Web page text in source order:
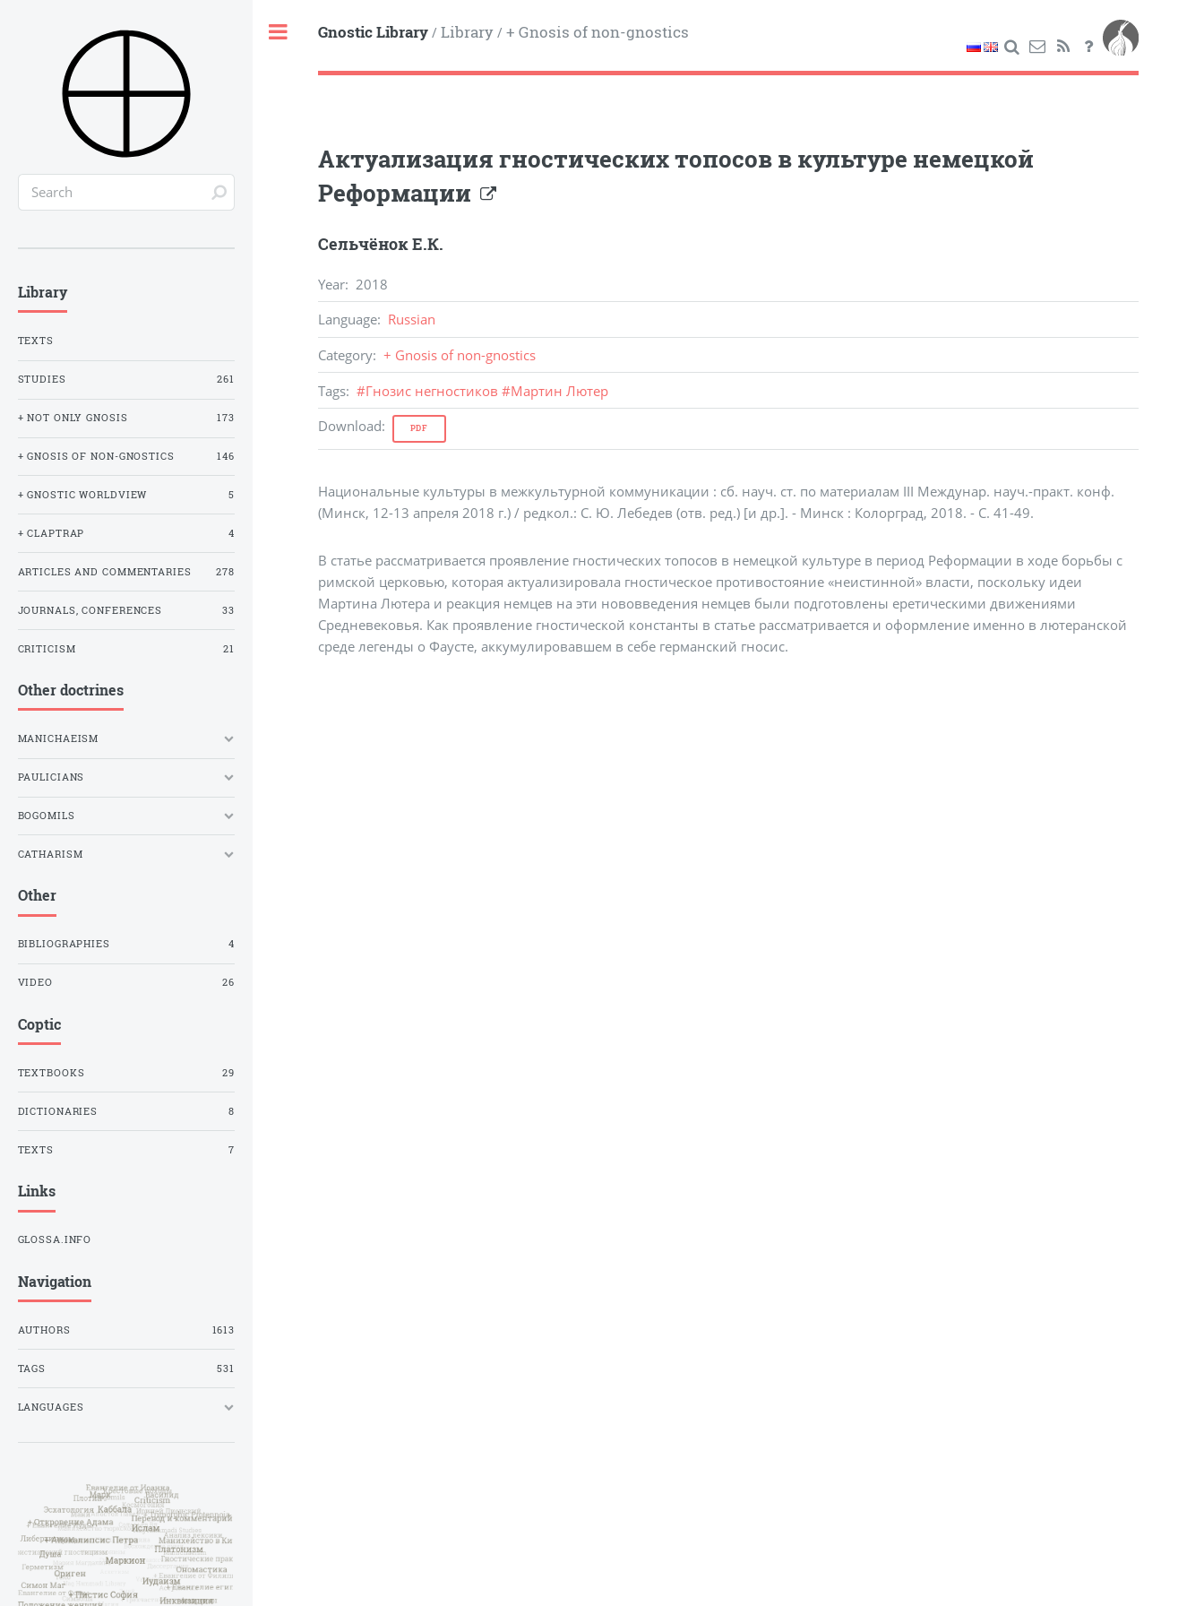
Gnostic Library/ Library/ + Gnosis of non-gnostics
Актуализация гностических топосов в культуре немецкой
Реформации
Сельчёнок Е.К.
Year: 2018
Language: Russian
Category: + Gnosis of non-gnostics
Tags: #Гнозис негностиков #Мартин Лютер
Download: PDF
Национальные культуры в межкультурной коммуникации : сб. науч. ст. по материалам III Междунар. науч.-практ. конф.
(Минск, 12­-13 апреля 2018 г.) / редкол.: С. Ю. Лебедев (отв. ред.) [и др.]. - Минск : Колорград, 2018. - С. 41-49.
В статье рассматривается проявление гностических топосов в немецкой культуре в период Реформации в ходе борьбы с
римской церковью, которая актуализировала гностическое противостояние «неистинной» власти, поскольку идеи
Мартина Лютера и реакция немцев на эти нововведения немцев были подготовлены еретическими движениями
Средневековья. Как проявление гностической константы в статье рассматривается и оформление именно в лютеранской
среде легенды о Фаусте, аккумулировавшем в себе германский гносис.
Library
TEXTS
STUDIES 261
+ NOT ONLY GNOSIS 173
+ GNOSIS OF NON-GNOSTICS 146
+ GNOSTIC WORLDVIEW 5
+ CLAPTRAP 4
ARTICLES AND COMMENTARIES 278
JOURNALS, CONFERENCES 33
CRITICISM 21
Other doctrines
MANICHAEISM
PAULICIANS
BOGOMILS
CATHARISM
Other
BIBLIOGRAPHIES 4
VIDEO 26
Coptic
TEXTBOOKS 29
DICTIONARIES 8
TEXTS 7
Links
GLOSSA.INFO
Navigation
AUTHORS 1613
TAGS 531
LANGUAGES
Toggle